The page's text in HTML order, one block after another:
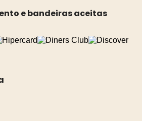
e bandeiras aceitas